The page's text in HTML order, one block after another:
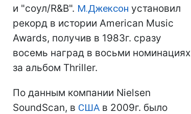
и "соул/R&B". М.Джексон установил
рекорд в истории American Music
Awards, получив в 1983г. сразу
восемь наград в восьми номинациях
за альбом Thriller.
По данным компании Nielsen
SoundScan, в США в 2009г. было